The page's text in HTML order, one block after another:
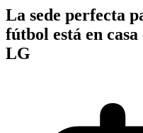
La sede perfecta
fútbol está en
LG